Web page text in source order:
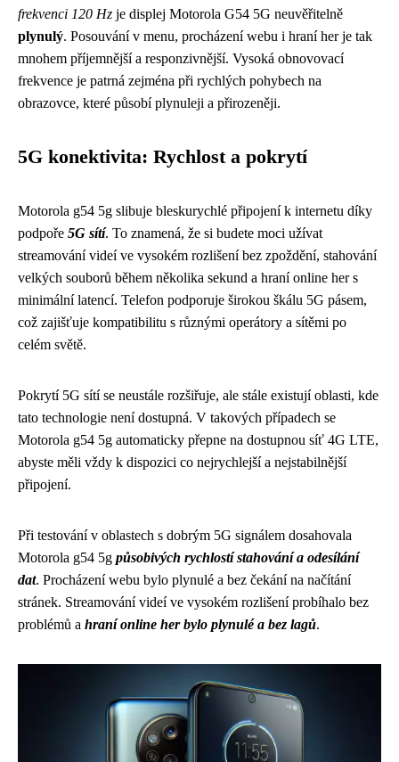
frekvenci 120 Hz je displej Motorola G54 5G neuvěřitelně
plynulý. Posouvání v menu, procházení webu i hraní her je tak
mnohem příjemnější a responzivnější. Vysoká obnovovací
frekvence je patrná zejména při rychlých pohybech na
obrazovce, které působí plynuleji a přirozeněji.
5G konektivita: Rychlost a pokrytí
Motorola g54 5g slibuje bleskurychlé připojení k internetu díky
podpoře 5G sítí. To znamená, že si budete moci užívat
streamování videí ve vysokém rozlišení bez zpoždění, stahování
velkých souborů během několika sekund a hraní online her s
minimální latencí. Telefon podporuje širokou škálu 5G pásem,
což zajišťuje kompatibilitu s různými operátory a sítěmi po
celém světě.
Pokrytí 5G sítí se neustále rozšiřuje, ale stále existují oblasti, kde
tato technologie není dostupná. V takových případech se
Motorola g54 5g automaticky přepne na dostupnou síť 4G LTE,
abyste měli vždy k dispozici co nejrychlejší a nejstabilnější
připojení.
Při testování v oblastech s dobrým 5G signálem dosahovala
Motorola g54 5g působivých rychlostí stahování a odesílání
dat. Procházení webu bylo plynulé a bez čekání na načítání
stránek. Streamování videí ve vysokém rozlišení probíhalo bez
problémů a hraní online her bylo plynulé a bez lagů.